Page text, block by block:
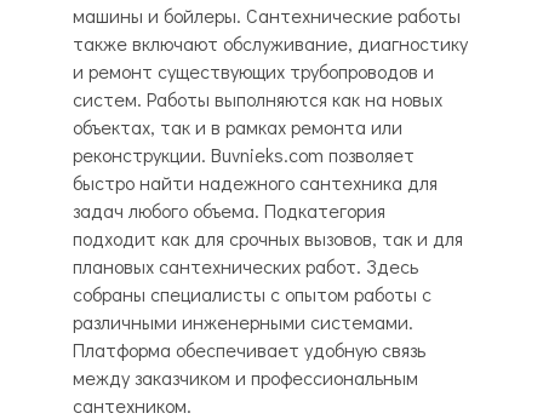
машины и бойлеры. Сантехнические работы
также включают обслуживание, диагностику
и ремонт существующих трубопроводов и
систем. Работы выполняются как на новых
объектах, так и в рамках ремонта или
реконструкции. Buvnieks.com позволяет
быстро найти надежного сантехника для
задач любого объема. Подкатегория
подходит как для срочных вызовов, так и для
плановых сантехнических работ. Здесь
собраны специалисты с опытом работы с
различными инженерными системами.
Платформа обеспечивает удобную связь
между заказчиком и профессиональным
сантехником.